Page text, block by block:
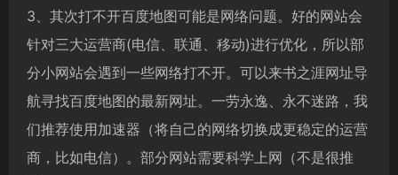
3、其次打不开百度地图可能是网络问题。好的网站会
针对三大运营商(电信、联通、移动)进行优化，所以部
分小网站会遇到一些网络打不开。可以来书之涯网址导
航寻找百度地图的最新网址。一劳永逸、永不迷路，我
们推荐使用加速器（将自己的网络切换成更稳定的运营
商，比如电信）。部分网站需要科学上网（不是很推